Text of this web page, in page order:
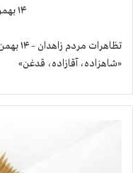
۱۴ بهمن ۱۴۰۱ (۳ فوریه ۲۰۲۳)
«شاهزاده، آقازاده، قدغن»